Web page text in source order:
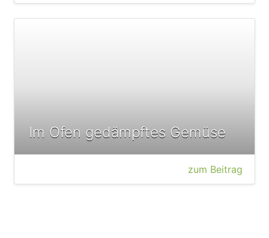
Im Ofen gedämpftes Gemüse
zum Beitrag